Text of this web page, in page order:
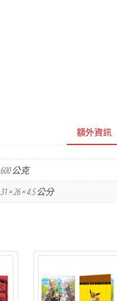
額外資訊
600 公克
31 × 26 × 4.5 公分